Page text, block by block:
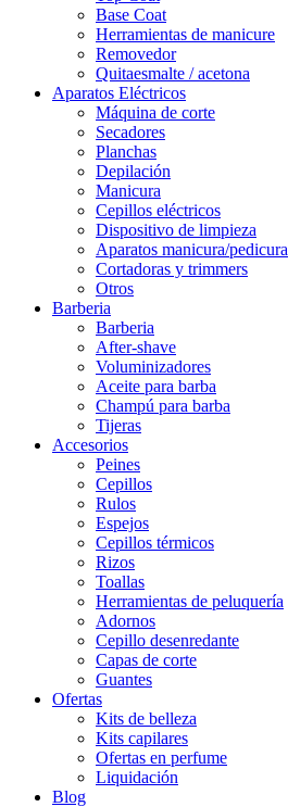
Base Coat
Herramientas de manicure
Removedor
Quitaesmalte / acetona
Aparatos Eléctricos
Máquina de corte
Secadores
Planchas
Depilación
Manicura
Cepillos eléctricos
Dispositivo de limpieza
Aparatos manicura/pedicura
Cortadoras y trimmers
Otros
Barberia
Barberia
After-shave
Voluminizadores
Aceite para barba
Champú para barba
Tijeras
Accesorios
Peines
Cepillos
Rulos
Espejos
Cepillos térmicos
Rizos
Toallas
Herramientas de peluquería
Adornos
Cepillo desenredante
Capas de corte
Guantes
Ofertas
Kits de belleza
Kits capilares
Ofertas en perfume
Liquidación
Blog